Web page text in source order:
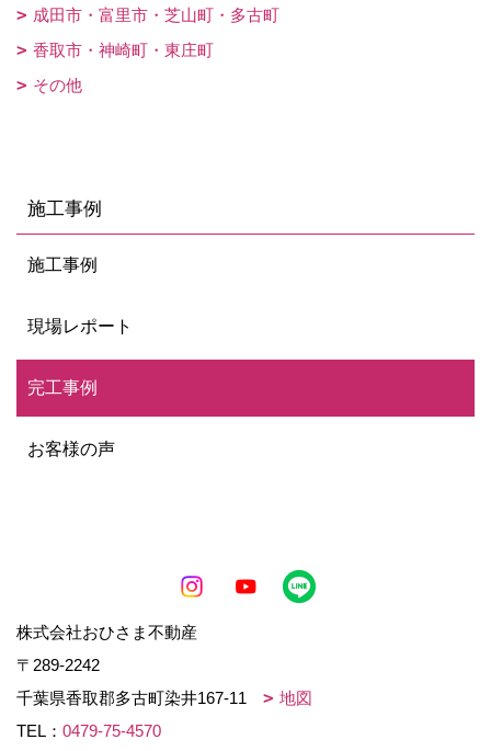
成田市・富里市・芝山町・多古町
香取市・神崎町・東庄町
その他
施工事例
施工事例
現場レポート
完工事例
お客様の声
株式会社おひさま不動産
〒289-2242
千葉県香取郡多古町染井167-11
地図
TEL： 0479-75-4570